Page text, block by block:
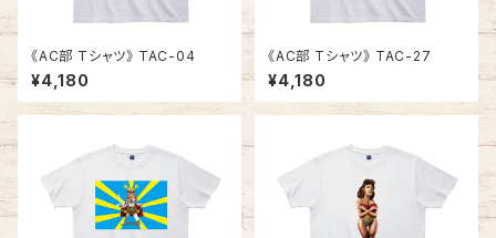
《AC部 Tシャツ》 TAC-04
¥4,180
《AC部 Tシャツ》 TAC-27
¥4,180